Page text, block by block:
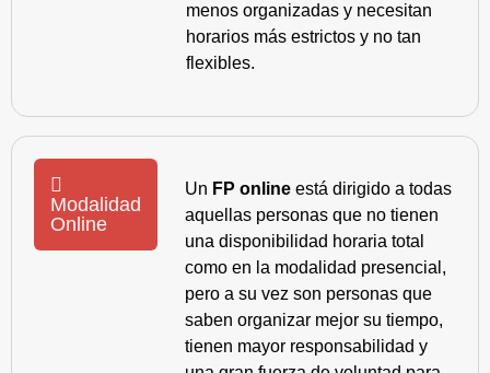
menos organizadas y necesitan
horarios más estrictos y no tan
flexibles.
Modalidad
Online
Un FP online está dirigido a todas
aquellas personas que no tienen
una disponibilidad horaria total
como en la modalidad presencial,
pero a su vez son personas que
saben organizar mejor su tiempo,
tienen mayor responsabilidad y